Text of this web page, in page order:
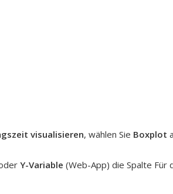
visualisieren, wählen Sie Boxplot
Y-Variable (Web-App) die Spalte Für